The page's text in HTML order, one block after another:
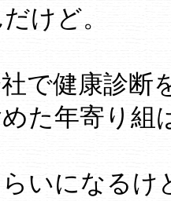
けど。
で健康診断
た年寄り
らいになる